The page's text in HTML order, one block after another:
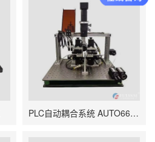
PLC自动耦合系统 AUTO6600-PLC